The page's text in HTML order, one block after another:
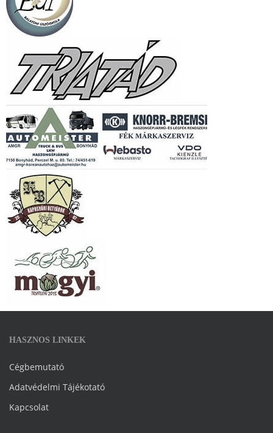
HASZNOS LINKEK
Cégbemutató
Adatvédelmi Tájékotató
Kapcsolat